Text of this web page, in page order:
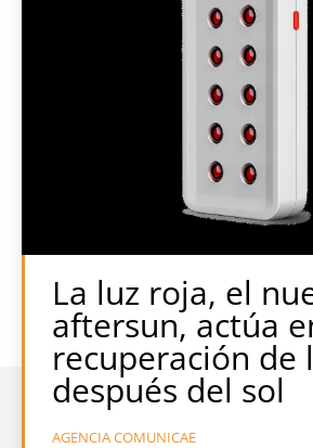
La luz roja, el
aftersun, actúa
recuperación de
después del sol
AGENCIA COMUNICAE